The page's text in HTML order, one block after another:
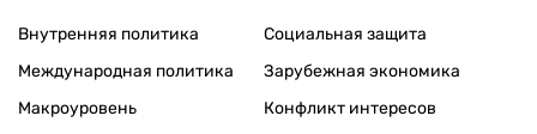
Внутренняя политика
Международная политика
Макроуровень
Социальная защита
Зарубежная экономика
Конфликт интересов